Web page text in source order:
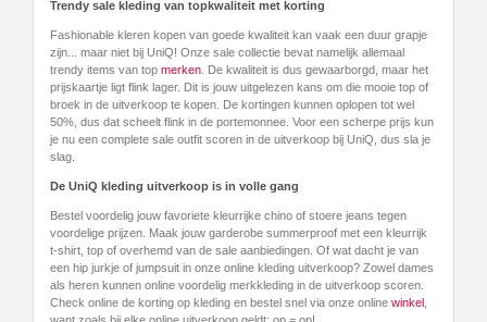
Trendy sale kleding van topkwaliteit met korting
Fashionable kleren kopen van goede kwaliteit kan vaak een duur grapje
zijn... maar niet bij UniQ! Onze sale collectie bevat namelijk allemaal
trendy items van top merken . De kwaliteit is dus gewaarborgd, maar het
prijskaartje ligt flink lager. Dit is jouw uitgelezen kans om die mooie top of
broek in de uitverkoop te kopen. De kortingen kunnen oplopen tot wel
50%, dus dat scheelt flink in de portemonnee. Voor een scherpe prijs kun
je nu een complete sale outfit scoren in de uitverkoop bij UniQ, dus sla je
slag.
De UniQ kleding uitverkoop is in volle gang
Bestel voordelig jouw favoriete kleurrijke chino of stoere jeans tegen
voordelige prijzen. Maak jouw garderobe summerproof met een kleurrijk
t-shirt, top of overhemd van de sale aanbiedingen. Of wat dacht je van
een hip jurkje of jumpsuit in onze online kleding uitverkoop? Zowel dames
als heren kunnen online voordelig merkkleding in de uitverkoop scoren.
Check online de korting op kleding en bestel snel via onze online winkel